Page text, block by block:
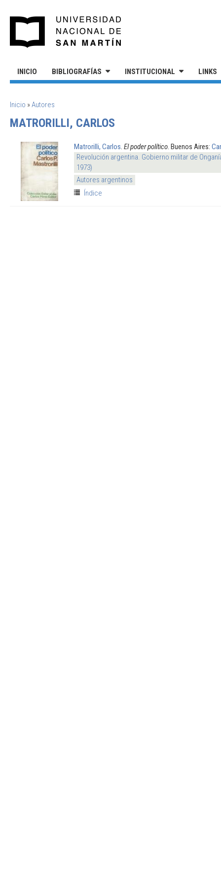
INICIO BIBLIOGRAFÍAS INSTITUCIONAL LINKS
SE ENCUENTRA USTED AQUÍ
Inicio »Autores
MATRORILLI, CARLOS
Matrorilli, Carlos El poder político . Buenos Aires:
Revolución argentina. Gobierno militar de
1973)
Autores argentinos
Índice